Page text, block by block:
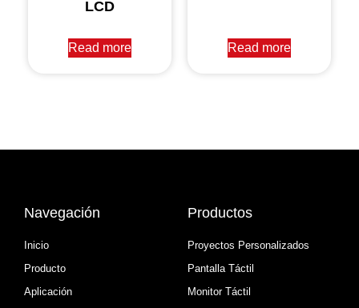
LCD
Read more Read more
Navegación
Inicio
Producto
Aplicación
Productos
Proyectos Personalizados
Pantalla Táctil
Monitor Táctil